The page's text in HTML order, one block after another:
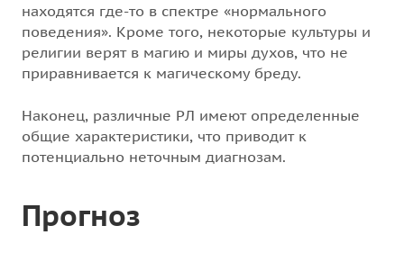
находятся где-то в спектре «нормального
поведения». Кроме того, некоторые культуры и
религии верят в магию и миры духов, что не
приравнивается к магическому бреду.
Наконец, различные РЛ имеют определенные
общие характеристики, что приводит к
потенциально неточным диагнозам.
Прогноз